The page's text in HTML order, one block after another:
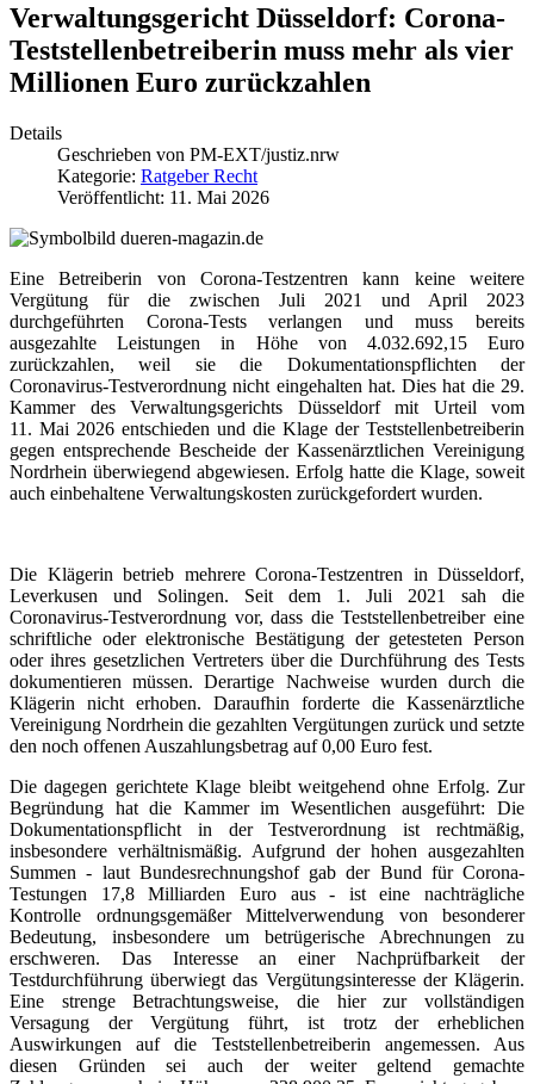
Verwaltungsgericht Düsseldorf: Corona-
Teststellenbetreiberin muss mehr als vier
Millionen Euro zurückzahlen
Details
Geschrieben von PM-EXT/justiz.nrw
Kategorie: Ratgeber Recht
Veröffentlicht: 11. Mai 2026
Eine Betreiberin von Corona-Testzentren kann keine weitere
Vergütung für die zwischen Juli 2021 und April 2023
durchgeführten Corona-Tests verlangen und muss bereits
ausgezahlte Leistungen in Höhe von 4.032.692,15 Euro
zurückzahlen, weil sie die Dokumentationspflichten der
Coronavirus-Testverordnung nicht eingehalten hat. Dies hat die 29.
Kammer des Verwaltungsgerichts Düsseldorf mit Urteil vom
11. Mai 2026 entschieden und die Klage der Teststellenbetreiberin
gegen entsprechende Bescheide der Kassenärztlichen Vereinigung
Nordrhein überwiegend abgewiesen. Erfolg hatte die Klage, soweit
auch einbehaltene Verwaltungskosten zurückgefordert wurden.
Die Klägerin betrieb mehrere Corona-Testzentren in Düsseldorf,
Leverkusen und Solingen. Seit dem 1. Juli 2021 sah die
Coronavirus-Testverordnung vor, dass die Teststellenbetreiber eine
schriftliche oder elektronische Bestätigung der getesteten Person
oder ihres gesetzlichen Vertreters über die Durchführung des Tests
dokumentieren müssen. Derartige Nachweise wurden durch die
Klägerin nicht erhoben. Daraufhin forderte die Kassenärztliche
Vereinigung Nordrhein die gezahlten Vergütungen zurück und setzte
den noch offenen Auszahlungsbetrag auf 0,00 Euro fest.
Die dagegen gerichtete Klage bleibt weitgehend ohne Erfolg. Zur
Begründung hat die Kammer im Wesentlichen ausgeführt: Die
Dokumentationspflicht in der Testverordnung ist rechtmäßig,
insbesondere verhältnismäßig. Aufgrund der hohen ausgezahlten
Summen - laut Bundesrechnungshof gab der Bund für Corona-
Testungen 17,8 Milliarden Euro aus - ist eine nachträgliche
Kontrolle ordnungsgemäßer Mittelverwendung von besonderer
Bedeutung, insbesondere um betrügerische Abrechnungen zu
erschweren. Das Interesse an einer Nachprüfbarkeit der
Testdurchführung überwiegt das Vergütungsinteresse der Klägerin.
Eine strenge Betrachtungsweise, die hier zur vollständigen
Versagung der Vergütung führt, ist trotz der erheblichen
Auswirkungen auf die Teststellenbetreiberin angemessen. Aus
diesen Gründen sei auch der weiter geltend gemachte